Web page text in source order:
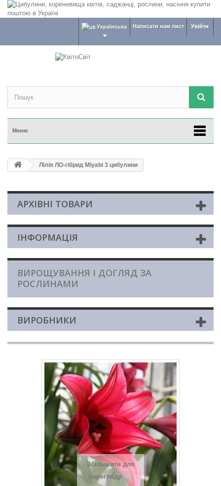
Увійти
Написати нам лист
Українська
Меню
Лілія ЛО-гібрид Miyabi 3 цибулини
АРХІВНІ ТОВАРИ
ІНФОРМАЦІЯ
ВИРОЩУВАННЯ І ДОГЛЯД ЗА
РОСЛИНАМИ
ВИРОБНИКИ
Збільшити для
перегляду